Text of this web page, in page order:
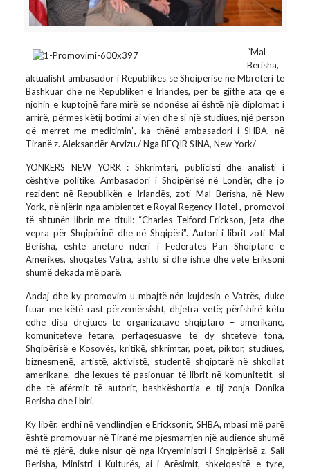
“Mal
Berisha,
aktualisht ambasador i Republikës së Shqipërisë në Mbretëri të
Bashkuar dhe në Republikën e Irlandës, për të gjithë ata që e
njohin e kuptojnë fare mirë se ndonëse ai është një diplomat i
arrirë, përmes këtij botimi ai vjen dhe si një studiues, një person
që merret me meditimin”, ka thënë ambasadori i SHBA, në
Tiranë z. Aleksandër Arvizu./ Nga BEQIR SINA, New York/
YONKERS NEW YORK : Shkrimtari, publicisti dhe analisti i
cështjve politike, Ambasadori i Shqipërisë në Londër, dhe jo
rezident në Republikën e Irlandës, zoti Mal Berisha, në New
York, në njërin nga ambientet e Royal Regency Hotel , promovoi
të shtunën librin me titull: “Charles Telford Erickson, jeta dhe
vepra për Shqipërinë dhe në Shqipëri”. Autori i librit zoti Mal
Berisha, është anëtarë nderi i Federatës Pan Shqiptare e
Amerikës, shoqatës Vatra, ashtu si dhe ishte dhe vetë Eriksoni
shumë dekada më parë.
Andaj dhe ky promovim u mbajtë nën kujdesin e Vatrës, duke
ftuar me këtë rast përzemërsisht, dhjetra vetë; përfshirë këtu
edhe disa drejtues të organizatave shqiptaro – amerikane,
komuniteteve fetare, përfaqesuasve të dy shteteve tona,
Shqipërisë e Kosovës, kritikë, shkrimtar, poet, piktor, studiues,
biznesmenë, artistë, aktivistë, studentë shqiptarë në shkollat
amerikane, dhe lexues të pasionuar të librit në komunitetit, si
dhe të afërmit të autorit, bashkëshortia e tij zonja Donika
Berisha dhe i biri.
Ky libër, erdhi në vendlindjen e Ericksonit, SHBA, mbasi më parë
është promovuar në Tiranë me pjesmarrjen një audience shumë
më të gjërë, duke nisur që nga Kryeministri i Shqipërisë z. Sali
Berisha, Ministri i Kulturës, ai i Arësimit, shkelqesitë e tyre,